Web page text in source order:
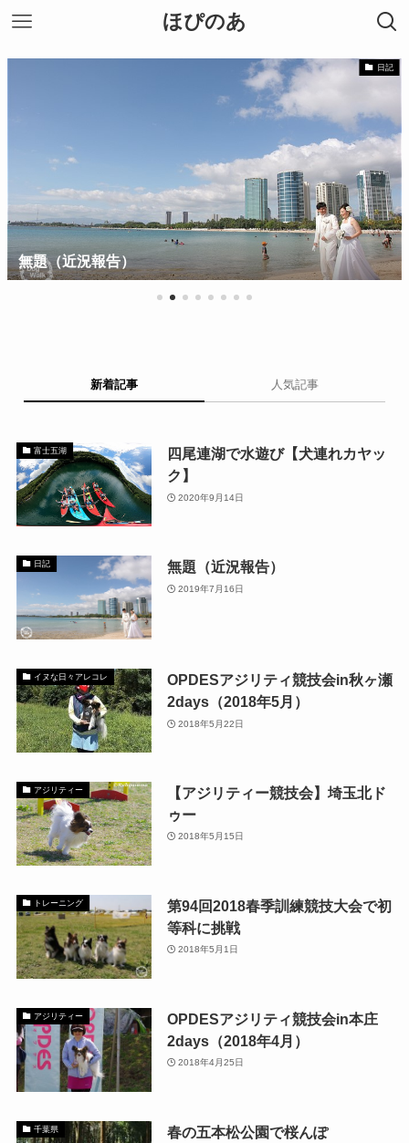
ほぴのあ
日記
無題（近況報告）
新着記事 人気記事
富士五湖
四尾連湖で水遊び【犬連れカヤッ
ク】
2020年9月14日
日記 無題（近況報告）
2019年7月16日
イヌな日々アレコレ
OPDESアジリティ競技会in秋ヶ瀬
2days（2018年5月）
2018年5月22日
アジリティー
【アジリティー競技会】埼玉北ド
ゥー
2018年5月15日
トレーニング
第94回2018春季訓練競技大会で初
等科に挑戦
2018年5月1日
アジリティー
OPDESアジリティ競技会in本庄
2days（2018年4月）
2018年4月25日
千葉県 春の五本松公園で桜んぽ